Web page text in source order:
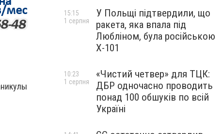
У Польщі підтвердили, що
ракета, яка впала під
Любліном, була російською
Х-101
15:15
1 серпня
«Чистий четвер» для ТЦК:
ДБР одночасно проводить
понад 100 обшуків по всій
Україні
10:23
1 серпня